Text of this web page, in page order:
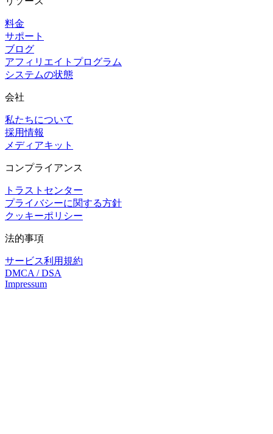
料金
サポート
ブログ
アフィリエイトプログラム
システムの状態
会社
私たちについて
採用情報
メディアキット
コンプライアンス
トラストセンター
プライバシーに関する方針
クッキーポリシー
法的事項
サービス利用規約
DMCA / DSA
Impressum